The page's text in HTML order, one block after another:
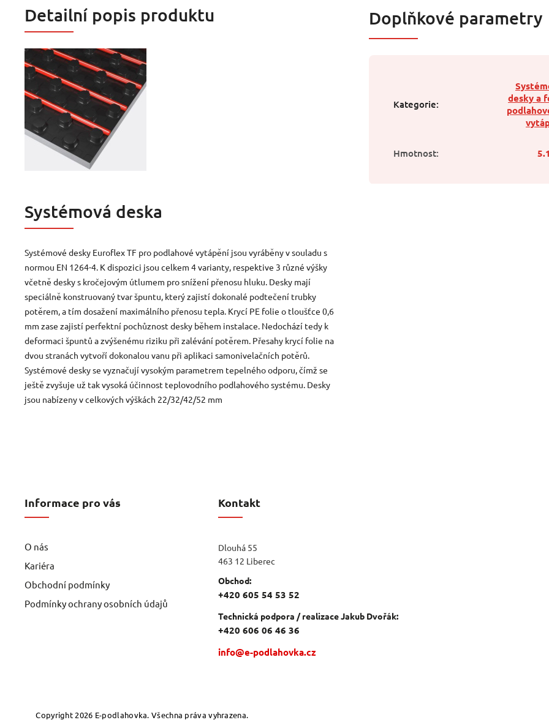
Detailní popis produktu
Systémová deska
Systémové desky Euroflex TF pro podlahové vytápění jsou vyráběny v souladu s
normou EN 1264-4. K dispozici jsou celkem 4 varianty, respektive 3 různé výšky
včetně desky s kročejovým útlumem pro snížení přenosu hluku. Desky mají
speciálně konstruovaný tvar špuntu, který zajistí dokonalé podtečení trubky
potěrem, a tím dosažení maximálního přenosu tepla. Krycí PE folie o tloušťce 0,6
mm zase zajistí perfektní pochůznost desky během instalace. Nedochází tedy k
deformaci špuntů a zvýšenému riziku při zalévání potěrem. Přesahy krycí folie na
dvou stranách vytvoří dokonalou vanu při aplikaci samonivelačních potěrů.
Systémové desky se vyznačují vysokým parametrem tepelného odporu, čímž se
ještě zvyšuje už tak vysoká účinnost teplovodního podlahového systému. Desky
jsou nabízeny v celkových výškách 22/32/42/52 mm
Doplňkové parametry
Kategorie:
desky a
Hmotnost:
Informace pro vás
O nás
Kariéra
Obchodní podmínky
Podmínky ochrany osobních údajů
Kontakt
Dlouhá 55
463 12 Liberec
Obchod:
+420 605 54 53 52
Technická podpora / realizace Jakub Dvořák:
+420 606 06 46 36
info@e-podlahovka.cz
Copyright 2026 E-podlahovka. Všechna práva vyhrazena.